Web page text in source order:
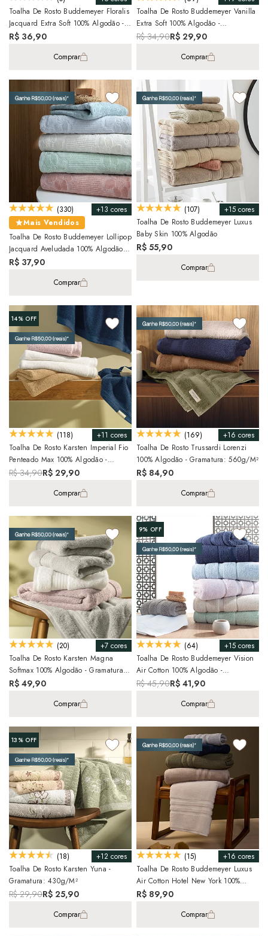
Toalha De Rosto Buddemeyer Floralis
Jacquard Extra Soft 100% Algodão -
Gramatura: 430g/m²
R$ 36,90
Comprar
Toalha De Rosto Buddemeyer Vanilla
Extra Soft 100% Algodão -
Gramatura: 410g/m²
R$ 34,90R$ 29,90
Comprar
+13 cores
(330)
Mais Vendidos
Toalha De Rosto Buddemeyer Lollipop
Jacquard Aveludada 100% Algodão -
Gramatura: 440 G/m²
R$ 37,90
Comprar
+15 cores
(107)
Toalha De Rosto Buddemeyer Luxus
Baby Skin 100% Algodão
R$ 55,90
Comprar
14%OFF
+11 cores
(118)
Toalha De Rosto Karsten Imperial Fio
Penteado Max 100% Algodão -
Gramatura: 450g/m²
R$ 34,90R$ 29,90
Comprar
+16 cores
(169)
Toalha De Rosto Trussardi Lorenzi
100% Algodão - Gramatura: 560g/m²
R$ 84,90
Comprar
+7 cores
(20)
Toalha De Rosto Karsten Magna
Softmax 100% Algodão - Gramatura:
550 G/m²
R$ 49,90
Comprar
9% OFF
+15 cores
(64)
Toalha De Rosto Buddemeyer Vision
Air Cotton 100% Algodão -
Gramatura: 470g/m²
R$ 45,90R$ 41,90
Comprar
13%OFF
+12 cores
(18)
Toalha De Rosto Karsten Yuna -
Gramatura: 430g/m²
R$ 29,90R$ 25,90
Comprar
+16 cores
(15)
Toalha De Rosto Buddemeyer Luxus
Air Cotton Hotel New York 100%
Algodão
R$ 89,90
Comprar